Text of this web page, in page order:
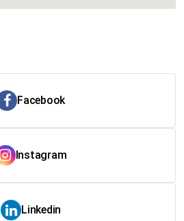
Facebook
Instagram
Linkedin